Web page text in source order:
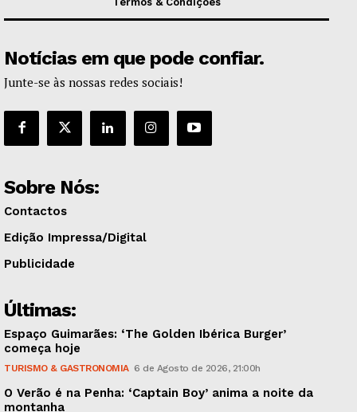
Notícias em que pode confiar.
Junte-se às nossas redes sociais!
Sobre Nós:
Contactos
Edição Impressa/Digital
Publicidade
Últimas:
Espaço Guimarães: ‘The Golden Ibérica Burger’
começa hoje
TURISMO & GASTRONOMIA 6 de Agosto de 2026, 21:00h
O Verão é na Penha: ‘Captain Boy’ anima a noite da
montanha